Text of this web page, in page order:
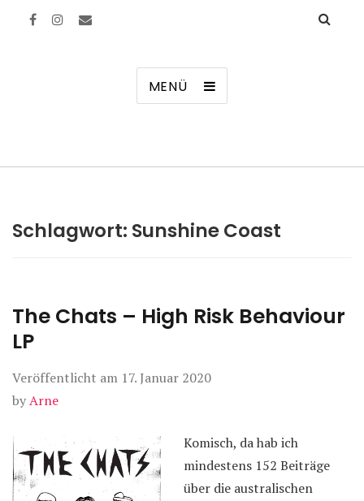
MENÜ
Schlagwort: Sunshine Coast
The Chats – High Risk Behaviour
LP
Veröffentlicht am 17. Januar 2020
byArne
Komisch, da hab ich
mindestens 152 Beiträge
über die australischen